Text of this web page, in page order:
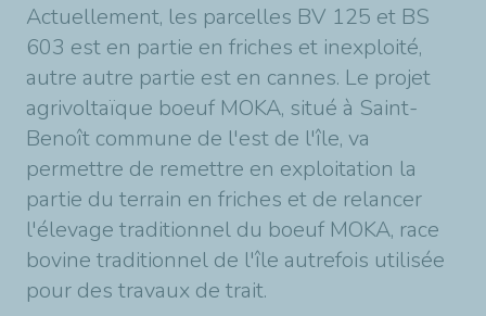
Actuellement, les parcelles BV 125 et BS
603 est en partie en friches et inexploité,
autre autre partie est en cannes. Le projet
agrivoltaïque boeuf MOKA, situé à Saint-
Benoît commune de l'est de l'île, va
permettre de remettre en exploitation la
partie du terrain en friches et de relancer
l'élevage traditionnel du boeuf MOKA, race
bovine traditionnel de l'île autrefois utilisée
pour des travaux de trait.